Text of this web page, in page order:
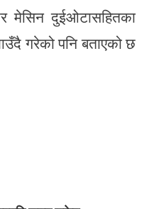
मेसिन दुईओटासहितका
गरेको पनि बताएको छ